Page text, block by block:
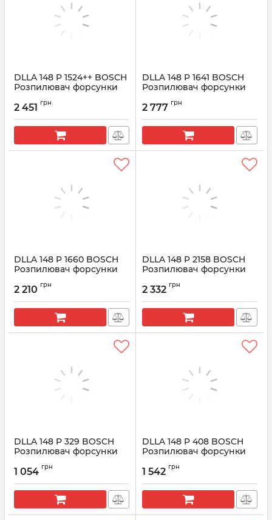
DLLA 148 P 1524++ BOSCH
Розпилювач форсунки
Артикул:
2 451 грн
DLLA 148 P 1641 BOSCH
Розпилювач форсунки
Артикул:
2 777 грн
DLLA 148 P 1660 BOSCH
Розпилювач форсунки
Артикул:
2 210 грн
DLLA 148 P 2158 BOSCH
Розпилювач форсунки
Артикул:
2 332 грн
DLLA 148 P 329 BOSCH
Розпилювач форсунки
Артикул:
1 054 грн
DLLA 148 P 408 BOSCH
Розпилювач форсунки
Артикул:
1 542 грн